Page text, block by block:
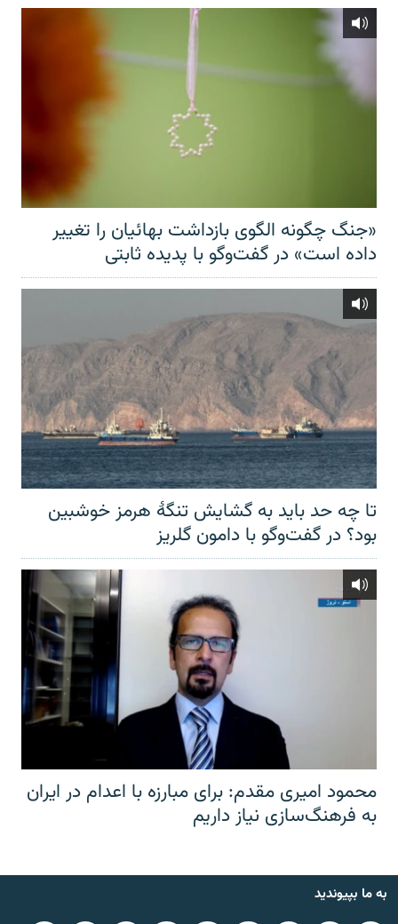
«جنگ چگونه الگوی بازداشت بهائیان را تغییر
داده است» در گفت‌وگو با پدیده ثابتی
تا چه حد باید به گشایش تنگهٔ هرمز خوشبین
بود؟ در گفت‌وگو با دامون گلریز
محمود امیری مقدم: برای مبارزه با اعدام در ایران
به فرهنگ‌سازی نیاز داریم
به ما بپیوندید